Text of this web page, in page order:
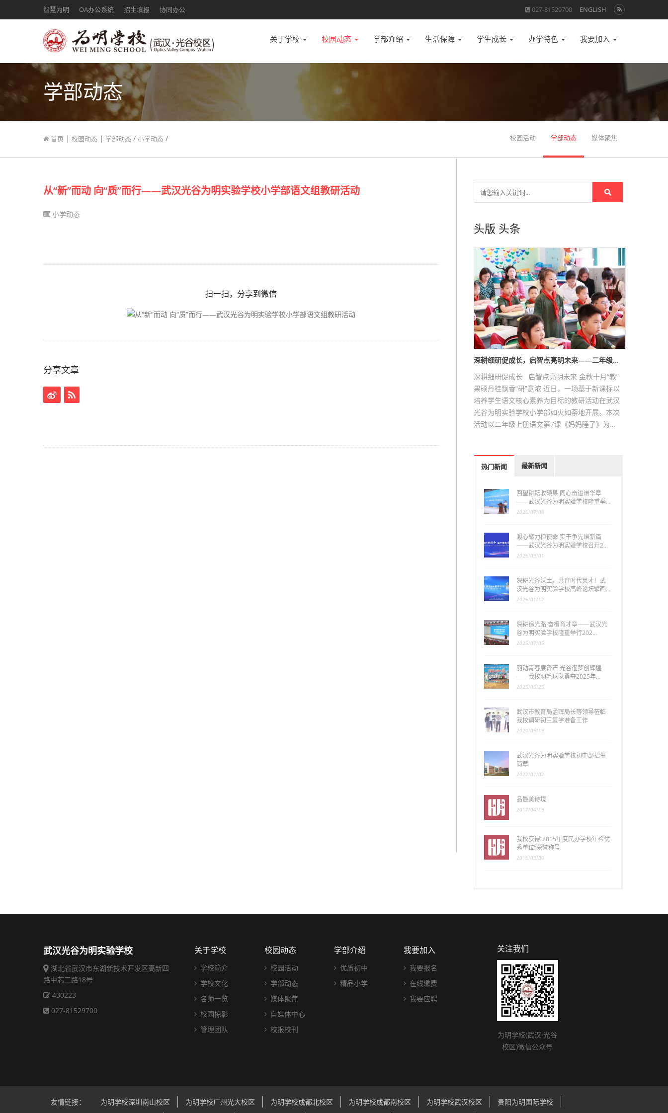
智慧为明 OA办公系统 招生填报 协同办公 027-81529700 ENGLISH
关于学校 校园动态 学部介绍 生活保障 学生成长 办学特色 我要加入
学部动态
首页 | 校园动态 | 学部动态 / 小学动态 / 校园活动 学部动态 媒体聚焦
从“新”而动 向“质”而行——武汉光谷为明实验学校小学部语文组教研活动
小学动态
扫一扫，分享到微信
分享文章
头版 头条
深耕细研促成长，启智点亮明未来——二年级…
深耕细研促成长 启智点亮明未来 金秋十月“教”
果硕丹桂飘香“研”意浓 近日，一场基于新课标以
培养学生语文核心素养为目标的教研活动在武汉
光谷为明实验学校小学部如火如荼地开展。本次
活动以二年级上册语文第7课《妈妈睡了》为…
热门新闻 最新新闻
回望耕耘收硕果 同心奋进谱华章
——武汉光谷为明实验学校隆重举…
2026/07/08
凝心聚力担使命 实干争先谱新篇
——武汉光谷为明实验学校召开2…
2026/03/01
深耕光谷沃土，共育时代英才！武
汉光谷为明实验学校高峰论坛擘画…
2026/01/12
深耕追光路 奋楫育才章——武汉光
谷为明实验学校隆重举行202…
2025/07/05
羽动青春展锋芒 光谷逐梦创辉煌
——我校羽毛球队勇夺2025年…
2025/06/25
武汉市教育局孟晖局长等领导莅临
我校调研初三复学准备工作
2020/05/13
武汉光谷为明实验学校初中部招生
简章
2022/07/02
品最美诗境
2017/04/13
我校获得“2015年度民办学校年检优
秀单位”荣誉称号
2016/03/30
武汉光谷为明实验学校
湖北省武汉市东湖新技术开发区高新四
路中芯二路18号
430223
027-81529700
关于学校
学校简介
学校文化
名师一览
校园掠影
管理团队
校园动态
校园活动
学部动态
媒体聚焦
自媒体中心
校报校刊
学部介绍
优质初中
精品小学
我要加入
我要报名
在线缴费
我要应聘
关注我们
为明学校(武汉·光谷
校区)微信公众号
友情链接： 为明学校深圳南山校区 为明学校广州光大校区 为明学校成都北校区 为明学校成都南校区 为明学校武汉校区 贵阳为明国际学校